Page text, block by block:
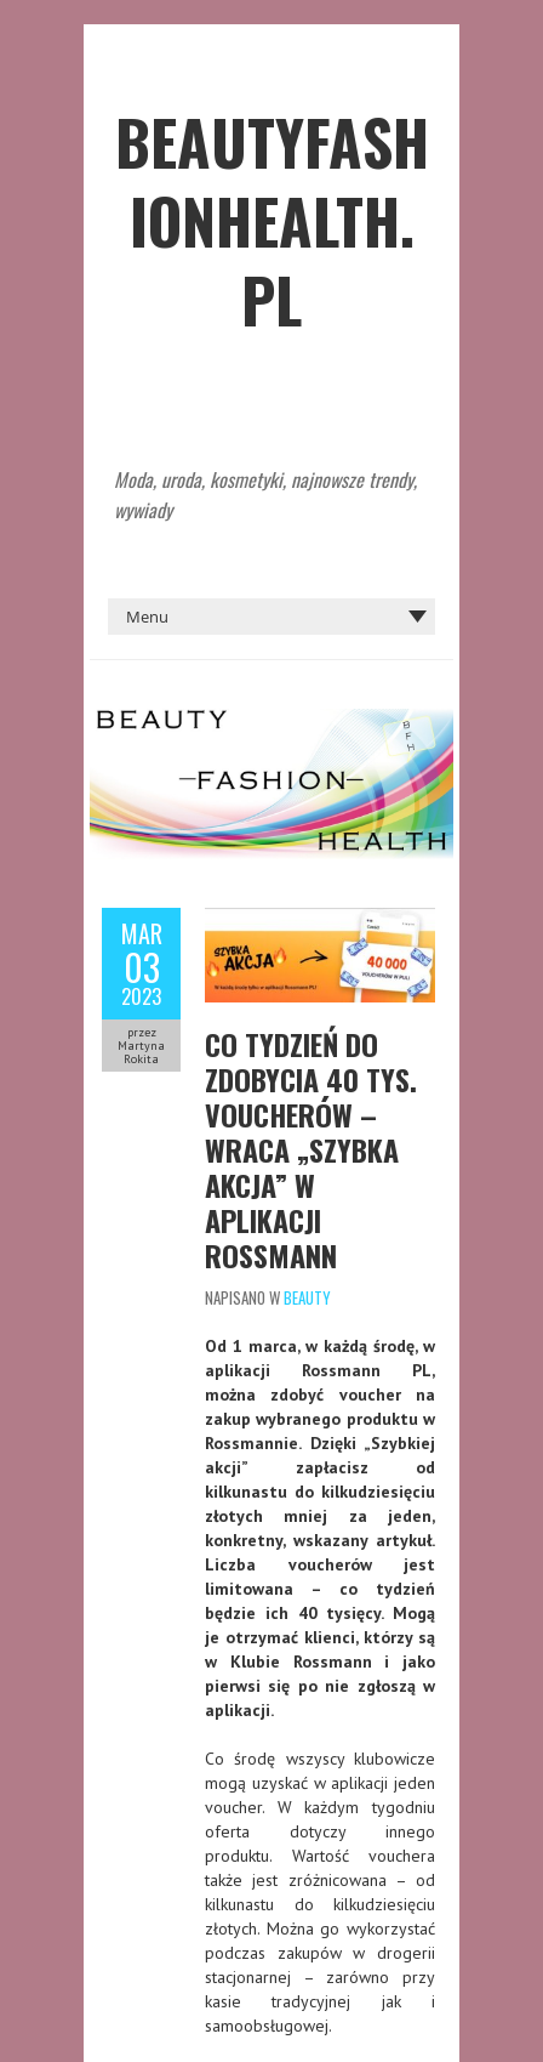
BEAUTYFASH
IONHEALTH.
PL
Moda, uroda, kosmetyki, najnowsze trendy,
wywiady
MAR
03
2023
przez
Martyna
Rokita
CO TYDZIEŃ DO
ZDOBYCIA 40 TYS.
VOUCHERÓW –
WRACA „SZYBKA
AKCJA” W
APLIKACJI
ROSSMANN
NAPISANO WBEAUTY
Od 1 marca, w każdą środę, w
aplikacji Rossmann PL,
można zdobyć voucher na
zakup wybranego produktu w
Rossmannie. Dzięki „Szybkiej
akcji” zapłacisz od
kilkunastu do kilkudziesięciu
złotych mniej za jeden,
konkretny, wskazany artykuł.
Liczba voucherów jest
limitowana – co tydzień
będzie ich 40 tysięcy. Mogą
je otrzymać klienci, którzy są
w Klubie Rossmann i jako
pierwsi się po nie zgłoszą w
aplikacji.
Co środę wszyscy klubowicze
mogą uzyskać w aplikacji jeden
voucher. W każdym tygodniu
oferta dotyczy innego
produktu. Wartość vouchera
także jest zróżnicowana – od
kilkunastu do kilkudziesięciu
złotych. Można go wykorzystać
podczas zakupów w drogerii
stacjonarnej – zarówno przy
kasie tradycyjnej jak i
samoobsługowej.